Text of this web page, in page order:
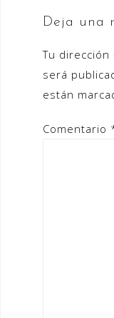
Deja una
Tu
será
están
Comentario